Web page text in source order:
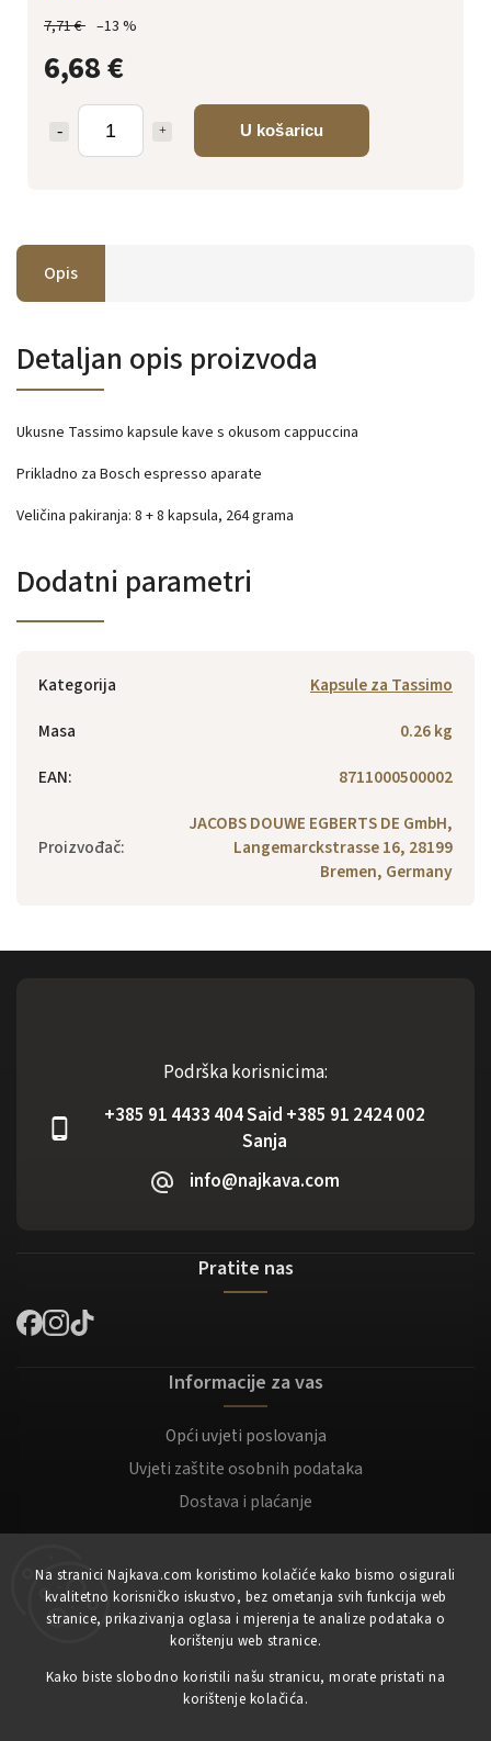
Na stranici Najkava.com koristimo kolačiće kako bismo osigurali
kvalitetno korisničko iskustvo, bez ometanja svih funkcija web
stranice, prikazivanja oglasa i mjerenja te analize podataka o
korištenju web stranice.
Kako biste slobodno koristili našu stranicu, morate pristati na
korištenje kolačića.
7,71 € –13 %
6,68 €
U košaricu
Opis
Detaljan opis proizvoda
Ukusne Tassimo kapsule kave s okusom cappuccina
Prikladno za Bosch espresso aparate
Veličina pakiranja: 8 + 8 kapsula, 264 grama
Dodatni parametri
Kategorija
Kapsule za Tassimo
Masa
0.26 kg
EAN: 8711000500002
Proizvođač:
JACOBS DOUWE EGBERTS DE GmbH,
Langemarckstrasse 16, 28199
Bremen, Germany
Podrška korisnicima:
+385 91 4433 404 Said +385 91 2424 002
Sanja
info@najkava.com
Pratite nas
Informacije za vas
Opći uvjeti poslovanja
Uvjeti zaštite osobnih podataka
Dostava i plaćanje
Moj račun
Registracija
Prijaviti se